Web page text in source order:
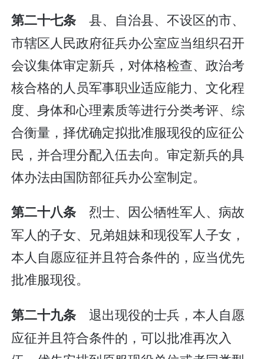
第二十七条 县、自治县、不设区的市、
市辖区人民政府征兵办公室应当组织召开
会议集体审定新兵，对体格检查、政治考
核合格的人员军事职业适应能力、文化程
度、身体和心理素质等进行分类考评、综
合衡量，择优确定拟批准服现役的应征公
民，并合理分配入伍去向。审定新兵的具
体办法由国防部征兵办公室制定。
第二十八条 烈士、因公牺牲军人、病故
军人的子女、兄弟姐妹和现役军人子女，
本人自愿应征并且符合条件的，应当优先
批准服现役。
第二十九条 退出现役的士兵，本人自愿
应征并且符合条件的，可以批准再次入